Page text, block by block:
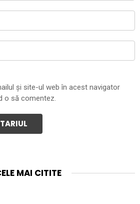
și site-ul web în acest navigator
o să comentez.
MAI CITITE